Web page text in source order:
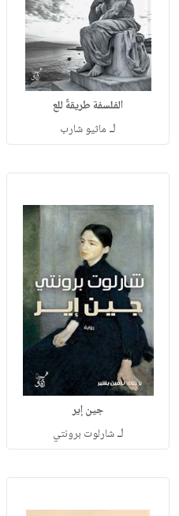
الفلسفة طريقةً للع
لـ ماثيو شارب
جين إير
لـشارلوت برونتي